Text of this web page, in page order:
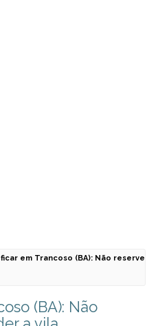
em Trancoso (BA): Não reserve
(BA): Não